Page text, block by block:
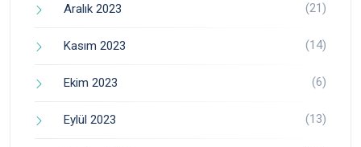
Aralık 2023 (21)
Kasım 2023 (14)
Ekim 2023 (6)
Eylül 2023 (13)